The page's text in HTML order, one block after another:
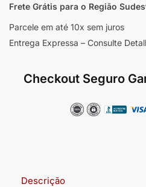
Frete Grátis para o Região
Parcele em até 10x sem juros
Entrega Expressa – Consulte
Checkout Seguro
Descrição